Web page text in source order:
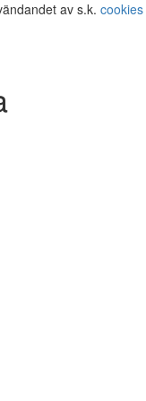
av s.k. cookies